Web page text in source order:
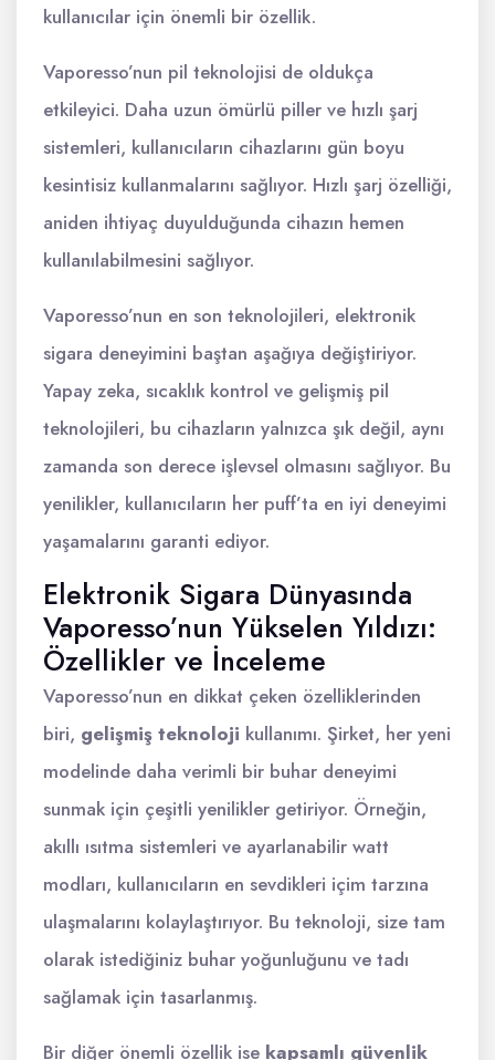
kullanıcılar için önemli bir özellik.
Vaporesso’nun pil teknolojisi de oldukça
etkileyici. Daha uzun ömürlü piller ve hızlı şarj
sistemleri, kullanıcıların cihazlarını gün boyu
kesintisiz kullanmalarını sağlıyor. Hızlı şarj özelliği,
aniden ihtiyaç duyulduğunda cihazın hemen
kullanılabilmesini sağlıyor.
Vaporesso’nun en son teknolojileri, elektronik
sigara deneyimini baştan aşağıya değiştiriyor.
Yapay zeka, sıcaklık kontrol ve gelişmiş pil
teknolojileri, bu cihazların yalnızca şık değil, aynı
zamanda son derece işlevsel olmasını sağlıyor. Bu
yenilikler, kullanıcıların her puff’ta en iyi deneyimi
yaşamalarını garanti ediyor.
Elektronik Sigara Dünyasında
Vaporesso’nun Yükselen Yıldızı:
Özellikler ve İnceleme
Vaporesso’nun en dikkat çeken özelliklerinden
biri, gelişmiş teknoloji kullanımı. Şirket, her yeni
modelinde daha verimli bir buhar deneyimi
sunmak için çeşitli yenilikler getiriyor. Örneğin,
akıllı ısıtma sistemleri ve ayarlanabilir watt
modları, kullanıcıların en sevdikleri içim tarzına
ulaşmalarını kolaylaştırıyor. Bu teknoloji, size tam
olarak istediğiniz buhar yoğunluğunu ve tadı
sağlamak için tasarlanmış.
Bir diğer önemli özellik ise kapsamlı güvenlik